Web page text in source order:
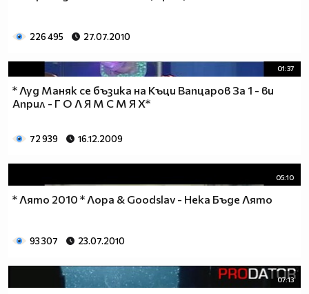
226 495 27.07.2010
01:37
* Луд Маняк се бъзика на Къци Вапцаров За 1 - ви
Април - Г О Л Я М С М Я Х*
72 939 16.12.2009
05:10
* Лято 2010 * Лора & Goodslav - Нека Бъде Лято
93 307 23.07.2010
07:13